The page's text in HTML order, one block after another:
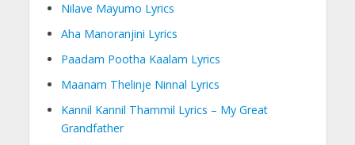
Nilave Mayumo Lyrics
Aha Manoranjini Lyrics
Paadam Pootha Kaalam Lyrics
Maanam Thelinje Ninnal Lyrics
Kannil Kannil Thammil Lyrics – My Great
Grandfather